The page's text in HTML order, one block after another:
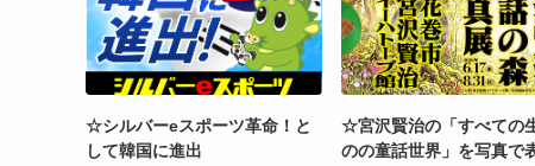
☆シルバーeスポーツ革命！と
して韓国に進出
☆宮沢賢治の「すべての
のの童話世界」を写真で